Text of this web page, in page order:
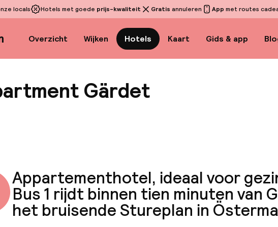
locals Hotels met goede prijs-kwaliteit Gratis annuleren App met routes
Overzicht Wijken Hotels Kaart Gids & app
Gärdet
Appartementhotel, ideaal voor
Bus 1 rijdt binnen tien minuten van
het bruisende Stureplan in